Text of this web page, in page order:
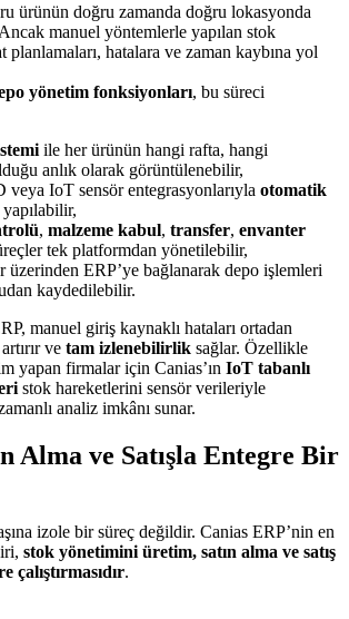
ürünün doğru zamanda doğru lokasyonda
manuel yöntemlerle yapılan stok
planlamaları, hatalara ve zaman kaybına yol
yönetim fonksiyonları, bu süreci
ile her ürünün hangi rafta, hangi
anlık olarak görüntülenebilir,
IoT sensör entegrasyonlarıyla otomatik
yapılabilir,
, malzeme kabul, transfer, envanter
tek platformdan yönetilebilir,
üzerinden ERP’ye bağlanarak depo işlemleri
kaydedilebilir.
manuel giriş kaynaklı hataları ortadan
ve tam izlenebilirlik sağlar. Özellikle
yapan firmalar için Canias’ın IoT tabanlı
stok hareketlerini sensör verileriyle
analiz imkânı sunar.
Alma ve Satışla Entegre Bir
izole bir süreç değildir. Canias ERP’nin en
stok yönetimini üretim, satın alma ve satış
çalıştırmasıdır.